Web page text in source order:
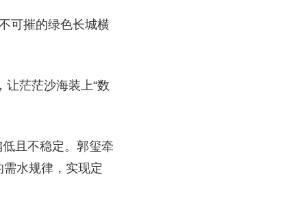
可摧的绿色长城横
让茫茫沙海装上“数
且不稳定。郭玺牵
水规律，实现定